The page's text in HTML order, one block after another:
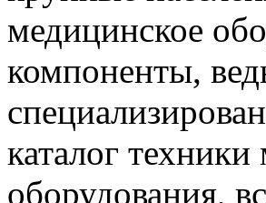
медицинское
компоненты,
каталог
оборудования,